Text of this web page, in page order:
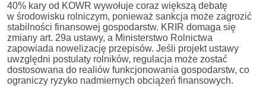
40% kary od KOWR wywołuje coraz większą debatę
w środowisku rolniczym, ponieważ sankcja może zagrozić
stabilności finansowej gospodarstw. KRIR domaga się
zmiany art. 29a ustawy, a Ministerstwo Rolnictwa
zapowiada nowelizację przepisów. Jeśli projekt ustawy
uwzględni postulaty rolników, regulacja może zostać
dostosowana do realiów funkcjonowania gospodarstw, co
ograniczy ryzyko nadmiernych obciążeń finansowych.